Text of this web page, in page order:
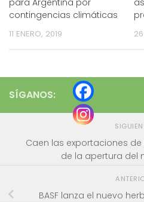
contingencias climáticas
11 ENERO, 2019
SÍGANOS:
Caen las exportaciones
de la apertura del
BASF lanza el nuevo